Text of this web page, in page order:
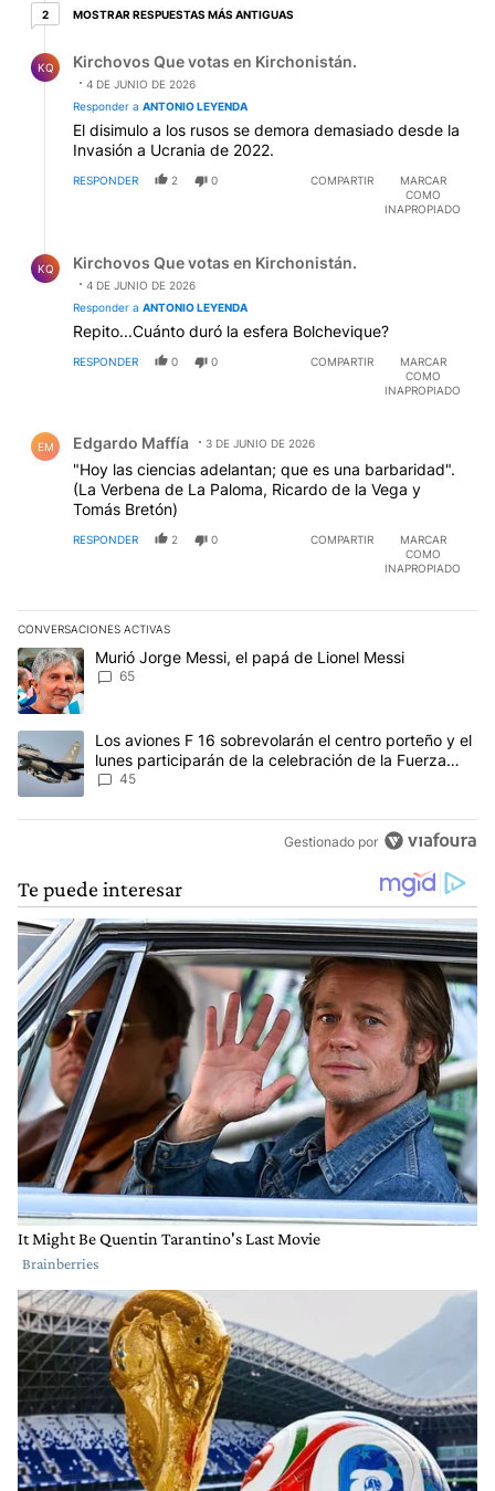
22 respuestas más antiguas
MOSTRAR RESPUESTAS MÁS ANTIGUAS
KQ Kirchovos Que votas en Kirchonistán.
4 DE JUNIO DE 2026
Responder a ANTONIO LEYENDA
El disimulo a los rusos se demora demasiado desde la
Invasión a Ucrania de 2022.
RESPONDER 2 0 COMPARTIR
MARCAR
COMO
INAPROPIADO
KQ Kirchovos Que votas en Kirchonistán.
4 DE JUNIO DE 2026
Responder a ANTONIO LEYENDA
Repito...Cuánto duró la esfera Bolchevique?
RESPONDER 0 0 COMPARTIR
MARCAR
COMO
INAPROPIADO
EM Edgardo Maffía 3 DE JUNIO DE 2026
"Hoy las ciencias adelantan; que es una barbaridad".
(La Verbena de La Paloma, Ricardo de la Vega y
Tomás Bretón)
RESPONDER 2 0 COMPARTIR
MARCAR
COMO
INAPROPIADO
CONVERSACIONES ACTIVAS
Este listado muestra los artículos con más comentarios en los
Un artículo de tendencia con el título "Murió Jorge Messi, el
Murió Jorge Messi, el papá de Lionel Messi
65
Un artículo de tendencia con el título "Los aviones F 16
Los aviones F 16 sobrevolarán el centro porteño y el
lunes participarán de la celebración de la Fuerza
Aérea
45
Gestionado por